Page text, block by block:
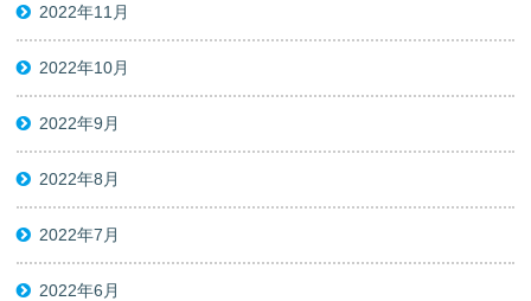
2022年11月
2022年10月
2022年9月
2022年8月
2022年7月
2022年6月